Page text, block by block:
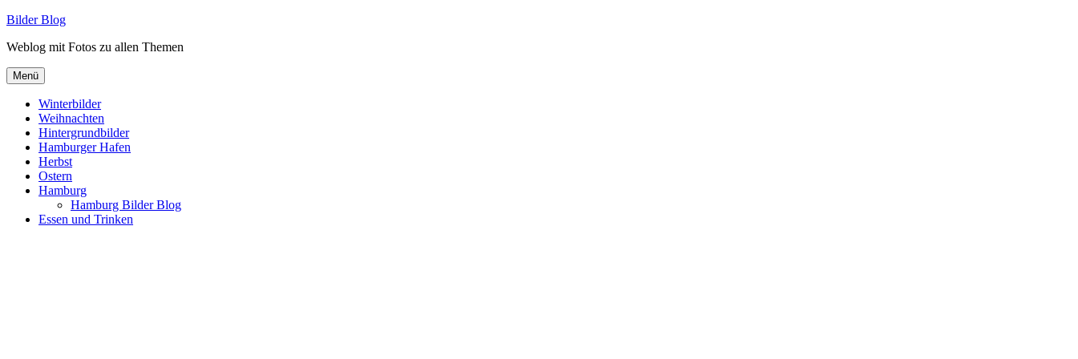
Zum
springen
Bilder Blog
Weblog mit Fotos zu allen Themen
Menü
Winterbilder
Weihnachten
Hintergrundbilder
Hamburger Hafen
Herbst
Ostern
Hamburg
Hamburg Bilder Blog
Essen und Trinken